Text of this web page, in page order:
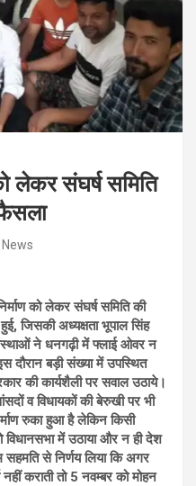
लेकर संघर्ष समिति
को लेकर संघर्ष समिति की
जिसकी अध्यक्षता भूपाल सिंह
ने धनगढ़ी में फ्लाई ओवर न
दौरान बड़ी संख्या में उपस्थित
की कार्यशैली पर सवाल उठाये।
व विधायकों की बेरुखी पर भी
रुका हुआ है लेकिन किसी
में उठाया और न ही देश
से निर्णय लिया कि अगर
कराती तो 5 नवम्बर को मोहन